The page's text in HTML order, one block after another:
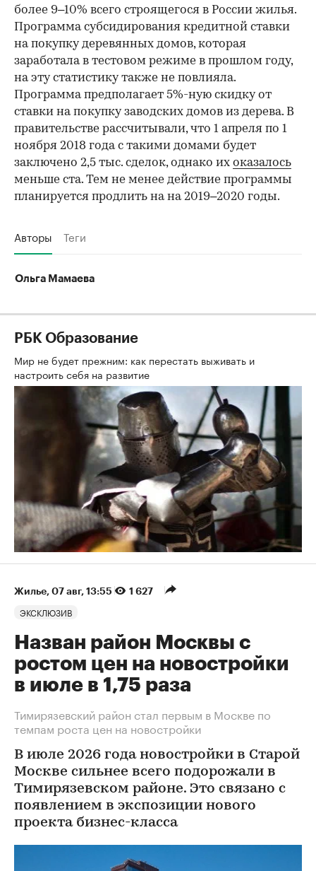
более 9–10% всего строящегося в России жилья.
Программа субсидирования кредитной ставки
на покупку деревянных домов, которая
заработала в тестовом режиме в прошлом году,
на эту статистику также не повлияла.
Программа предполагает 5%-ную скидку от
ставки на покупку заводских домов из дерева. В
правительстве рассчитывали, что 1 апреля по 1
ноября 2018 года с такими домами будет
заключено 2,5 тыс. сделок, однако их оказалось
меньше ста. Тем не менее действие программы
планируется продлить на на 2019–2020 годы.
Авторы Теги
Ольга Мамаева
РБК Образование
Мир не будет прежним: как перестать выживать и
настроить себя на развитие
Жилье⁠, 07 авг, 13:55 1 627
ЭКСКЛЮЗИВ
Назван район Москвы с
ростом цен на новостройки
в июле в 1,75 раза
Тимирязевский район стал первым в Москве по
темпам роста цен на новостройки
В июле 2026 года новостройки в Старой
Москве сильнее всего подорожали в
Тимирязевском районе. Это связано с
появлением в экспозиции нового
проекта бизнес-класса